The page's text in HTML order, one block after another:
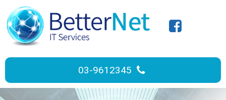
03-9612345